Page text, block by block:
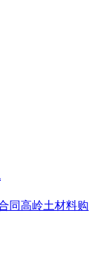
同高岭土材料购